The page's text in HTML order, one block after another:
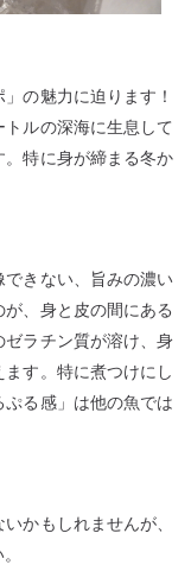
の魅力に迫ります！
ルの深海に生息して
特に身が締まる冬か
きない、旨みの濃い
、身と皮の間にある
ラチン質が溶け、身
す。特に煮つけにし
る感」は他の魚では
かもしれませんが、